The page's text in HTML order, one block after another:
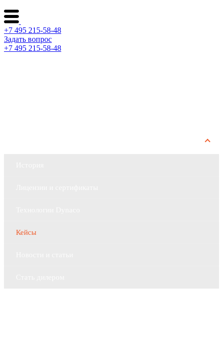
+7 495 215-58-48
Задать вопрос
+7 495 215-58-48
Кейсы